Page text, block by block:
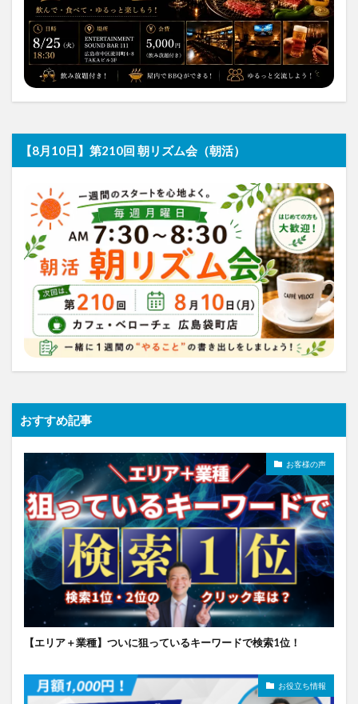
【8月10日】第210回 朝リズム会（朝活）
おすすめ記事
お客様の声
【エリア＋業種】ついに狙っているキーワードで検索1位！
お役立ち情報